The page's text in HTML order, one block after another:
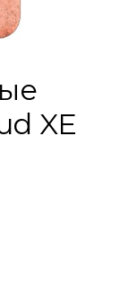
XE